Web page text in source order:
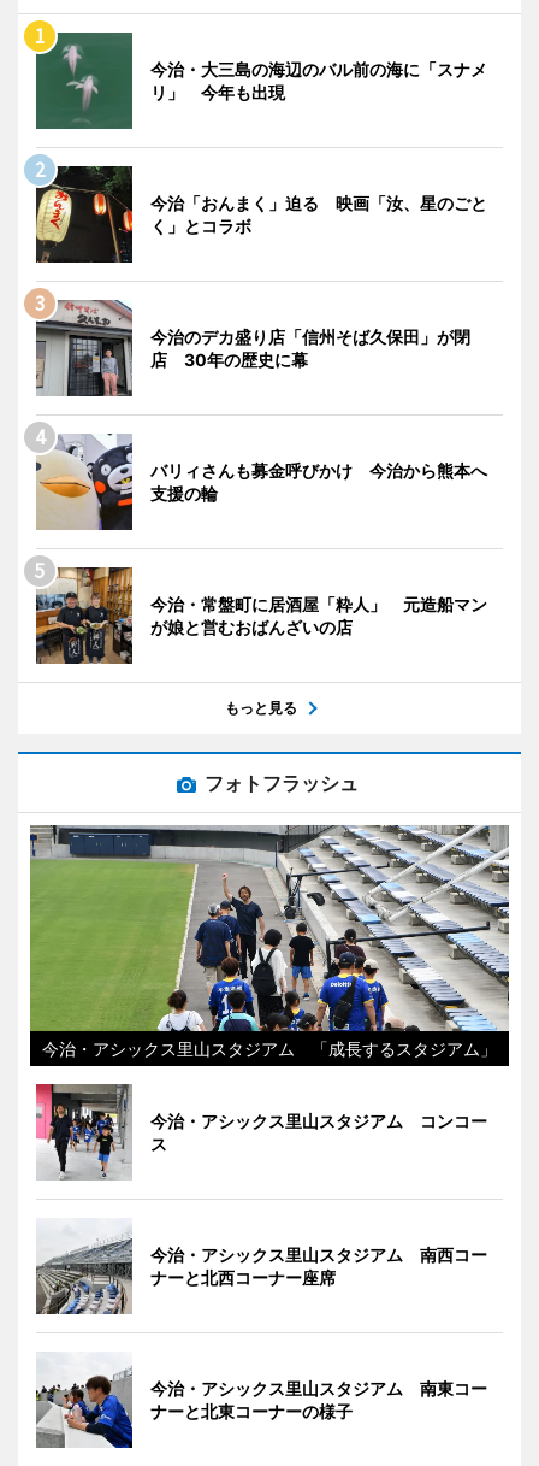
今治・大三島の海辺のバル前の海に「スナメ
リ」 今年も出現
今治「おんまく」迫る 映画「汝、星のごと
く」とコラボ
今治のデカ盛り店「信州そば久保田」が閉
店 30年の歴史に幕
バリィさんも募金呼びかけ 今治から熊本へ
支援の輪
今治・常盤町に居酒屋「粋人」 元造船マン
が娘と営むおばんざいの店
もっと見る
フォトフラッシュ
今治・アシックス里山スタジアム 「成長するスタジアム」
今治・アシックス里山スタジアム コンコー
ス
今治・アシックス里山スタジアム 南西コー
ナーと北西コーナー座席
今治・アシックス里山スタジアム 南東コー
ナーと北東コーナーの様子